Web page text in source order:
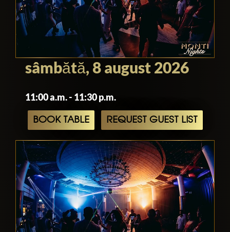
sâmbătă, 8 august 2026
11:00 a.m. - 11:30 p.m.
BOOK TABLE REQUEST GUEST LIST